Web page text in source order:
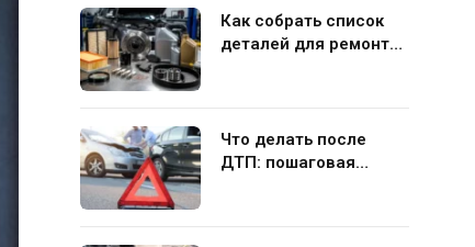
Как собрать список
деталей для ремонта
Что делать после
ДТП: пошаговая